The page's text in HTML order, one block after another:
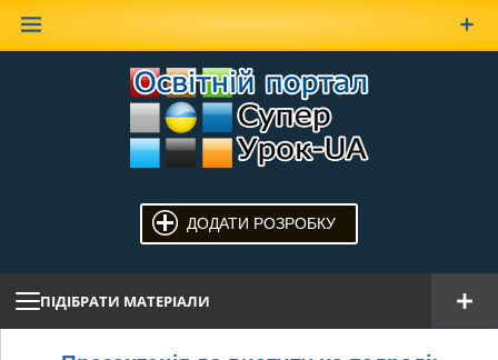
ДОДАТИ РОЗРОБКУ
ПІДІБРАТИ МАТЕРІАЛИ